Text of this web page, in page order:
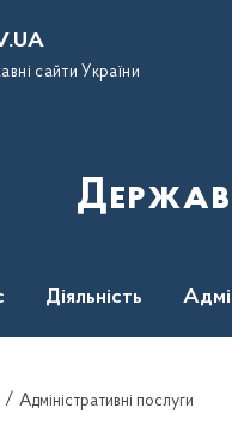
сайти України
Діяльність
Адміністративні послуги